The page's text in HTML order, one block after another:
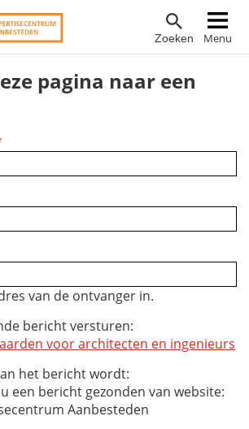
Zoeken Menu
Hoofdnavigatie
pagina naar een
van de ontvanger in.
bericht versturen:
voor architecten en ingenieurs
het bericht wordt:
een bericht gezonden van website:
Aanbesteden